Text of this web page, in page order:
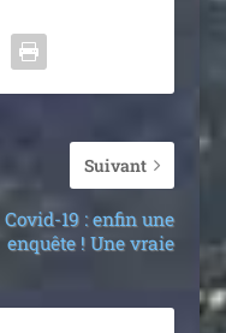
Suivant
Covid-19 : enfin une
enquête ! Une vraie